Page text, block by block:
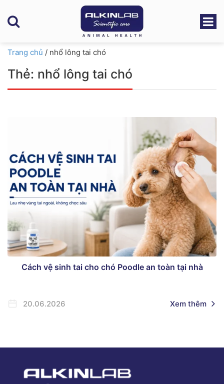
Trang chủ / nhổ lông tai chó
Thẻ: nhổ lông tai chó
Cách vệ sinh tai cho chó Poodle an toàn tại nhà
20.06.2026 Xem thêm